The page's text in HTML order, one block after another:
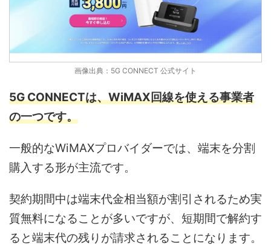
画像出典：5G CONNECT 公式サイト
5G CONNECTは、WiMAX回線を使える事業者
の一つです。
一般的なWiMAXプロバイダーでは、端末を分割
購入する形が主流です。
契約期間中は端末代金相当額が割引されるため実
質無料になることが多いですが、短期間で解約す
ると端末代の残りが請求されることになります。